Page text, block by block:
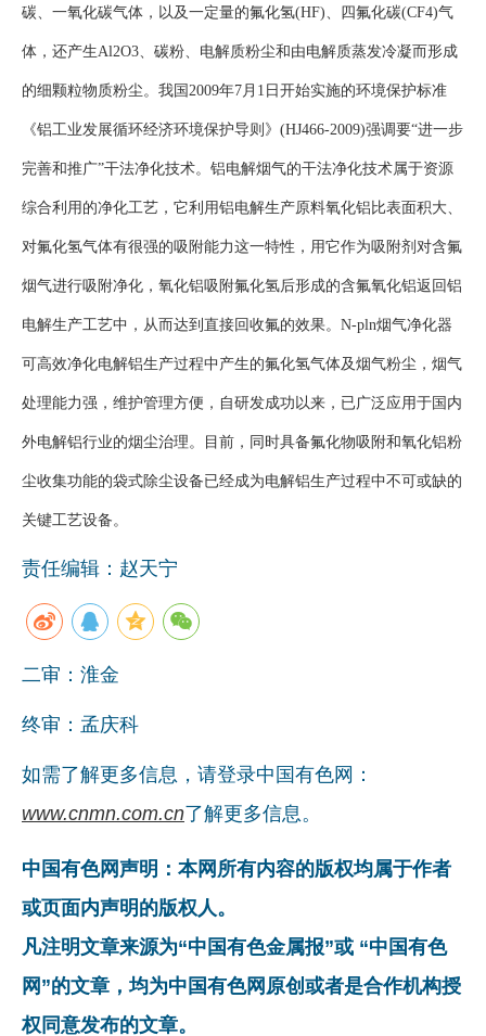
碳、一氧化碳气体，以及一定量的氟化氢(HF)、四氟化碳(CF4)气
体，还产生Al2O3、碳粉、电解质粉尘和由电解质蒸发冷凝而形成
的细颗粒物质粉尘。我国2009年7月1日开始实施的环境保护标准
《铝工业发展循环经济环境保护导则》(HJ466-2009)强调要“进一步
完善和推广”干法净化技术。铝电解烟气的干法净化技术属于资源
综合利用的净化工艺，它利用铝电解生产原料氧化铝比表面积大、
对氟化氢气体有很强的吸附能力这一特性，用它作为吸附剂对含氟
烟气进行吸附净化，氧化铝吸附氟化氢后形成的含氟氧化铝返回铝
电解生产工艺中，从而达到直接回收氟的效果。N-pln烟气净化器
可高效净化电解铝生产过程中产生的氟化氢气体及烟气粉尘，烟气
处理能力强，维护管理方便，自研发成功以来，已广泛应用于国内
外电解铝行业的烟尘治理。目前，同时具备氟化物吸附和氧化铝粉
尘收集功能的袋式除尘设备已经成为电解铝生产过程中不可或缺的
关键工艺设备。
责任编辑：赵天宁
二审：淮金
终审：孟庆科
如需了解更多信息，请登录中国有色网：
www.cnmn.com.cn了解更多信息。
中国有色网声明：本网所有内容的版权均属于作者
或页面内声明的版权人。
凡注明文章来源为“中国有色金属报”或 “中国有色
网”的文章，均为中国有色网原创或者是合作机构授
权同意发布的文章。